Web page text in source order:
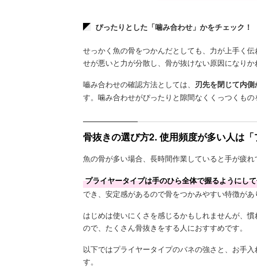
ぴったりとした「噛み合わせ」かをチェック！
せっかく魚の骨をつかんだとしても、力が上手く
せが悪いと力が分散し、骨が抜けない原因になりか
嚙み合わせの確認方法としては、 刃先を閉じて内
す。噛み合わせがぴったりと隙間なくくっつくもの
骨抜きの選び方2. 使用頻度が多い人は
魚の骨が多い場合、長時間作業していると手が疲れ
プライヤータイプは手のひら全体で握るようにし
でき、安定感があるので骨をつかみやすい特徴があ
はじめは使いにくさを感じるかもしれませんが、
ので、たくさん骨抜きをする人におすすめです。
以下ではプライヤータイプのバネの強さと、お手
す。